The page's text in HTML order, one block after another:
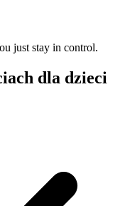
just stay in control.
dla dzieci